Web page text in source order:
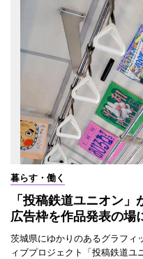
暮らす・働く
「投稿鉄道ユニオン
広告枠を作品発表の
茨城県にゆかりのあるグラフィ
ィブプロジェクト「投稿鉄道